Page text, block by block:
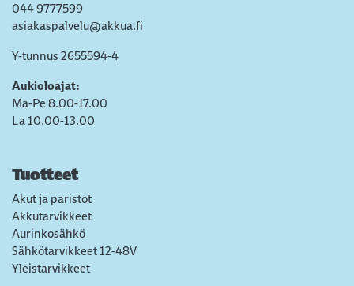
044 9777599
asiakaspalvelu@akkua.fi
Y-tunnus 2655594-4
Aukioloajat:
Ma-Pe 8.00-17.00
La 10.00-13.00
Tuotteet
Akut ja paristot
Akkutarvikkeet
Aurinkosähkö
Sähkötarvikkeet 12-48V
Yleistarvikkeet